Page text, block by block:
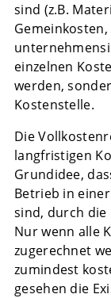
sind (z.B.
einzelnen
werden,
Kostenstelle.
Die
langfristigen
Grundidee,
Betrieb in
sind, durch die
Nur wenn alle
zugerechnet
zumindest
gesehen die